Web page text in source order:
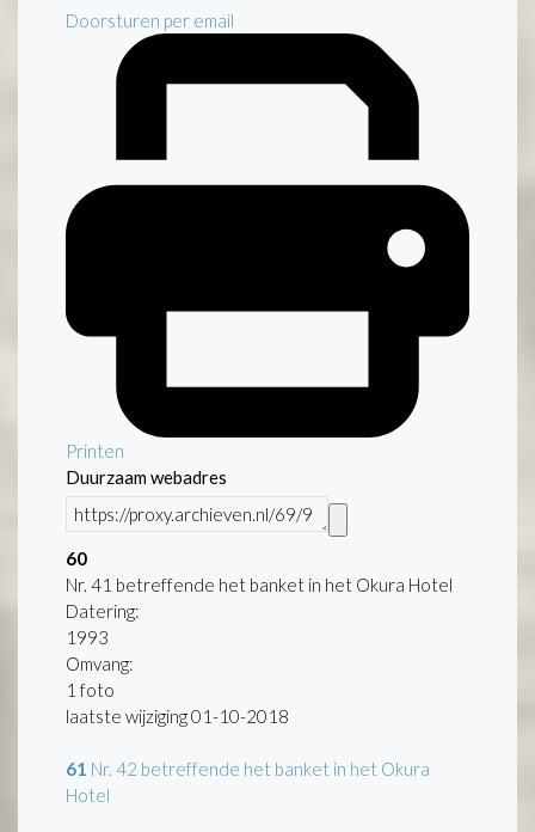
Doorsturen per email
Printen
Duurzaam webadres
60
Nr. 41 betreffende het banket in het Okura Hotel
Datering:
1993
Omvang:
1 foto
laatste wijziging 01-10-2018
61 Nr. 42 betreffende het banket in het Okura
Hotel